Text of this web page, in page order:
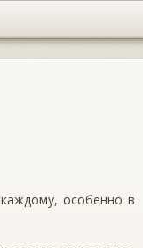
особенно в